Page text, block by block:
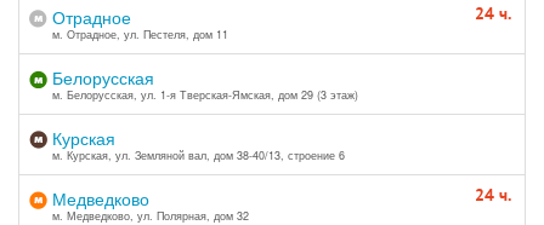
Отрадное
м. Отрадное, ул. Пестеля, дом 11
24 ч.
Белорусская
м. Белорусская, ул. 1-я Тверская-Ямская, дом 29 (3 этаж)
Курская
м. Курская, ул. Земляной вал, дом 38-40/13, строение 6
Медведково
м. Медведково, ул. Полярная, дом 32
24 ч.